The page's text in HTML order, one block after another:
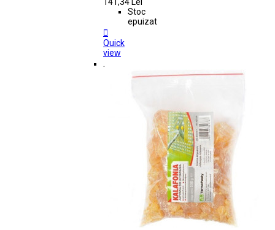
Stoc
epuizat

Quick
view
.